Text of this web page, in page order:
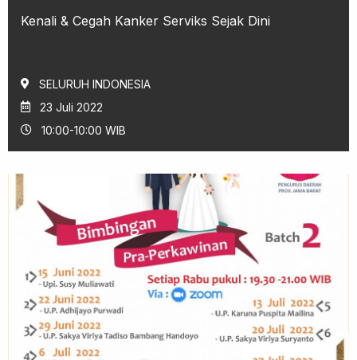
Kenali & Cegah Kanker Serviks Sejak Dini
SELURUH INDONESIA
23 Juli 2022
10:00-10:00 WIB